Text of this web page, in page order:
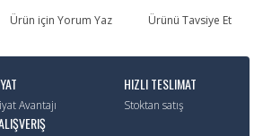
Ürün için Yorum Yaz Ürünü Tavsiye Et
Avantajı
HIZLI TESLIMAT
Stoktan satış